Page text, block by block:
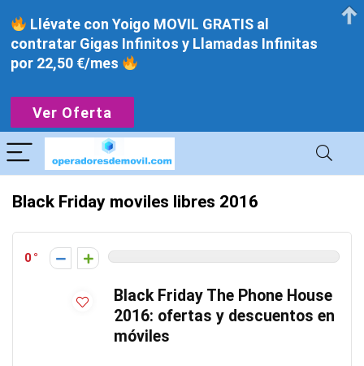
Black Friday moviles libres 2016
0
Black Friday The Phone House
2016: ofertas y descuentos en
móviles
Llévate con Yoigo MOVIL GRATIS al
contratar Gigas Infinitos y Llamadas Infinitas
por 22,50 €/mes
Ver Oferta